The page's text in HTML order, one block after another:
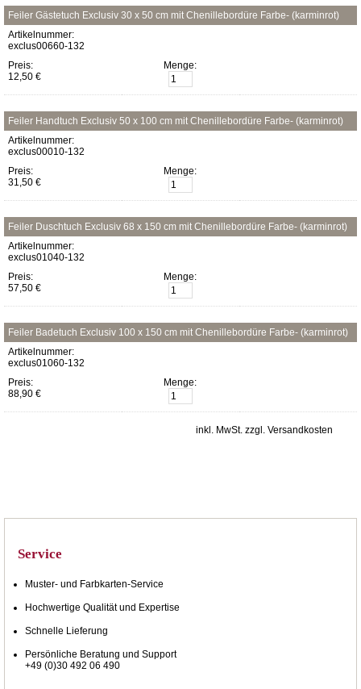
Feiler Gästetuch Exclusiv 30 x 50 cm mit Chenillebordüre Farbe- (karminrot)
Artikelnummer:
exclus00660-132
Preis:
12,50 €
Menge:
Feiler Handtuch Exclusiv 50 x 100 cm mit Chenillebordüre Farbe- (karminrot)
Artikelnummer:
exclus00010-132
Preis:
31,50 €
Menge:
Feiler Duschtuch Exclusiv 68 x 150 cm mit Chenillebordüre Farbe- (karminrot)
Artikelnummer:
exclus01040-132
Preis:
57,50 €
Menge:
Feiler Badetuch Exclusiv 100 x 150 cm mit Chenillebordüre Farbe- (karminrot)
Artikelnummer:
exclus01060-132
Preis:
88,90 €
Menge:
inkl. MwSt. zzgl. Versandkosten
Service
Muster- und Farbkarten-Service
Hochwertige Qualität und Expertise
Schnelle Lieferung
Persönliche Beratung und Support
+49 (0)30 492 06 490